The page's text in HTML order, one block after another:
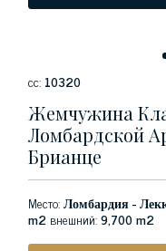
сс: 10320
Жемчужина
Ломбардской
Брианце
Место:Ломбардия -
m2 внешний:9,700 m2